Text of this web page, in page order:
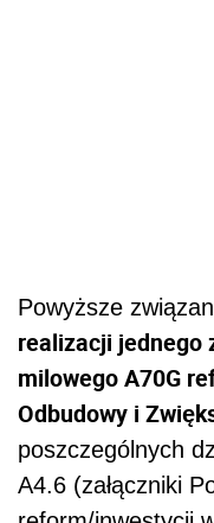
Powyższe
realizacji jednego
milowego A70G
Odbudowy i
poszczególnych
A4.6 (załączniki